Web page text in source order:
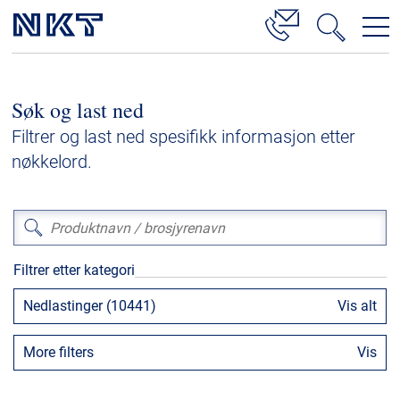
Høyspenningskabelløsninger
Kabelservice
Lavspenning
Høyspenningskabeltilbehør
Mellomspenningskabeltilbehør
Referanser
Nedlastinger
Søk og last ned
Filtrer og last ned spesifikk informasjon etter
nøkkelord.
Filtrer etter kategori
Nedlastinger (10441) Vis alt
More filters Vis